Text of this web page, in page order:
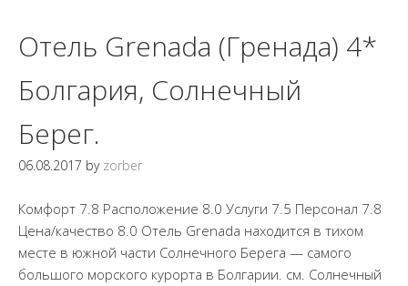
Отель Grenada (Гренада) 4*
Болгария, Солнечный
Берег.
06.08.2017 by zorber
Комфорт 7.8 Расположение 8.0 Услуги 7.5 Персонал 7.8
Цена/качество 8.0 Отель Grenada находится в тихом
месте в южной части Солнечного Берега — самого
большого морского курорта в Болгарии. см. Солнечный